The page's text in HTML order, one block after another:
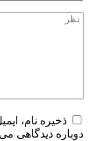
نام، ایمیل و
دیدگاهی می‌نویسم.